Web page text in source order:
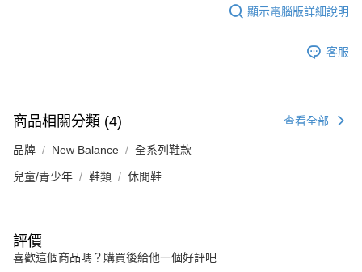
顯示電腦版詳細說明
客服
商品相關分類 (4) 查看全部
品牌 New Balance 全系列鞋款
兒童/青少年 鞋類 休閒鞋
評價
喜歡這個商品嗎？購買後給他一個好評吧